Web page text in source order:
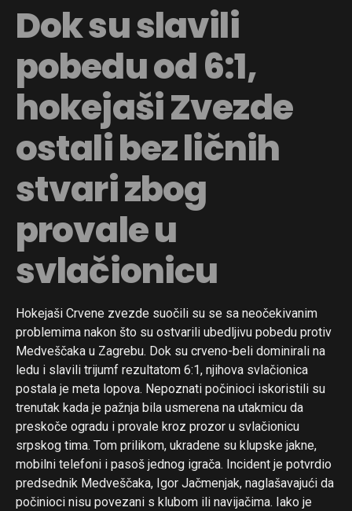
Dok su slavili
pobedu od 6:1,
hokejaši Zvezde
ostali bez ličnih
stvari zbog
provale u
svlačionicu
Hokejaši Crvene zvezde suočili su se sa neočekivanim
problemima nakon što su ostvarili ubedljivu pobedu protiv
Medveščaka u Zagrebu. Dok su crveno-beli dominirali na
ledu i slavili trijumf rezultatom 6:1, njihova svlačionica
postala je meta lopova. Nepoznati počinioci iskoristili su
trenutak kada je pažnja bila usmerena na utakmicu da
preskoče ogradu i provale kroz prozor u svlačionicu
srpskog tima. Tom prilikom, ukradene su klupske jakne,
mobilni telefoni i pasoš jednog igrača. Incident je potvrdio
predsednik Medveščaka, Igor Jačmenjak, naglašavajući da
počinioci nisu povezani s klubom ili navijačima. Iako je
Flipboard
Reddit
Pinterest